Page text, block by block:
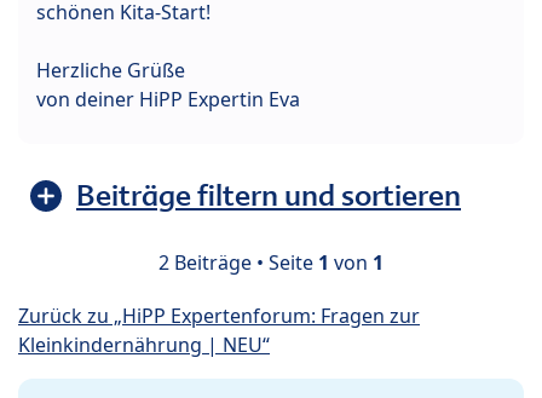
schönen Kita-Start!
Herzliche Grüße
von deiner HiPP Expertin Eva
Beiträge filtern und sortieren
2 Beiträge • Seite 1 von 1
Zurück zu „HiPP Expertenforum: Fragen zur
Kleinkindernährung | NEU“